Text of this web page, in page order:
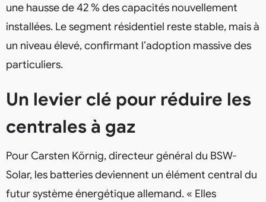
une hausse de 42 % des capacités nouvellement
installées. Le segment résidentiel reste stable, mais à
un niveau élevé, confirmant l’adoption massive des
particuliers.
Un levier clé pour réduire les
centrales à gaz
Pour Carsten Körnig, directeur général du BSW-
Solar, les batteries deviennent un élément central du
futur système énergétique allemand. « Elles